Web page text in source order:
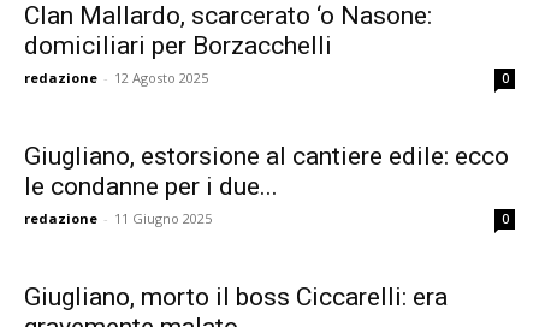
Clan Mallardo, scarcerato ‘o Nasone:
domiciliari per Borzacchelli
redazione - 12 Agosto 2025 0
Giugliano, estorsione al cantiere edile: ecco
le condanne per i due...
redazione - 11 Giugno 2025 0
Giugliano, morto il boss Ciccarelli: era